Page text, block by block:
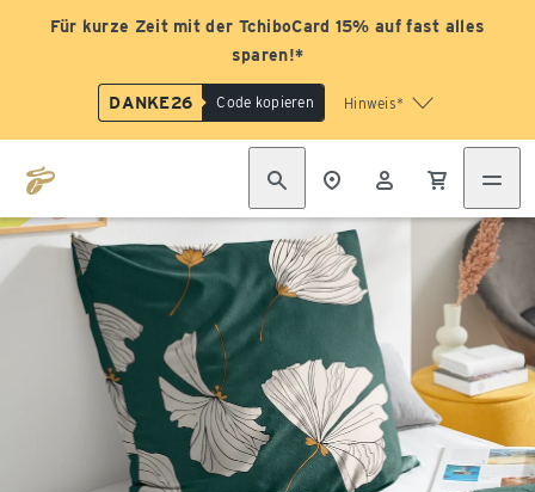
Für kurze Zeit mit der TchiboCard 15% auf fast alles
sparen!*
DANKE26 Code kopieren Hinweis*